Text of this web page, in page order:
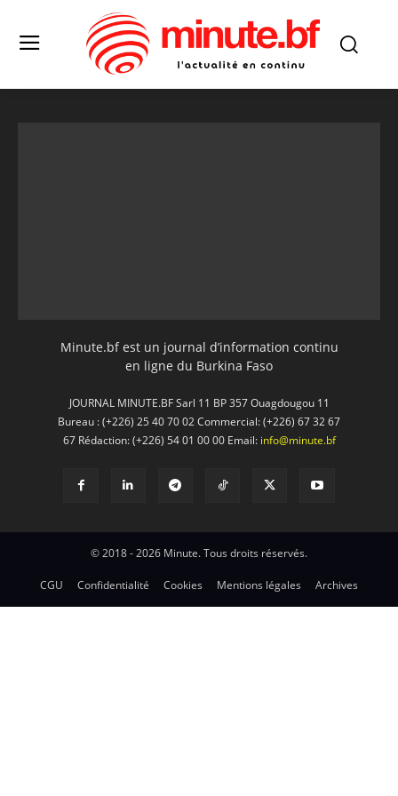
Minute.bf est un journal d’information continu
en ligne du Burkina Faso
JOURNAL MINUTE.BF Sarl 11 BP 357 Ouagdougou 11
Bureau : (+226) 25 40 70 02 Commercial: (+226) 67 32 67
67 Rédaction: (+226) 54 01 00 00 Email: info@minute.bf
© 2018 - 2026 Minute. Tous droits réservés.
CGU Confidentialité Cookies Mentions légales Archives